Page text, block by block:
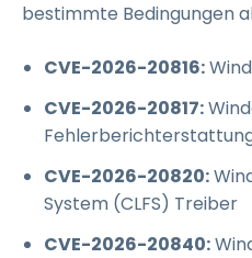
bestimmte Bedingungen
CVE-2026-20816:
CVE-2026-20817:
CVE-2026-20820:
System (CLFS) Treiber
CVE-2026-20840: